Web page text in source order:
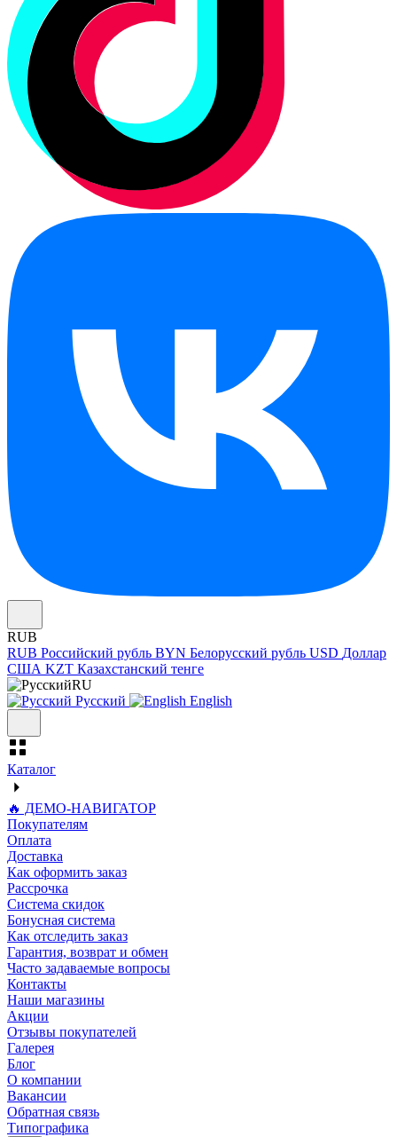
RUB
RUB Российский рубль BYN Белорусский рубль USD Доллар
США KZT Казахстанский тенге
RU
Русский
English
Каталог
🔥 ДЕМО-НАВИГАТОР
Покупателям
Оплата
Доставка
Как оформить заказ
Рассрочка
Система скидок
Бонусная система
Как отследить заказ
Гарантия, возврат и обмен
Часто задаваемые вопросы
Контакты
Наши магазины
Акции
Отзывы покупателей
Галерея
Блог
О компании
Вакансии
Обратная связь
Типографика